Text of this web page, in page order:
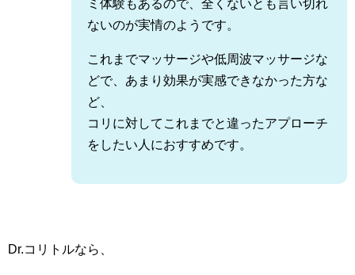
ミ体験もあるので、全くないとも言い切れ
ないのが実情のようです。
これまでマッサージや低周波マッサージな
どで、あまり効果が実感できなかった方な
ど、
コリに対してこれまでと違ったアプローチ
をしたい人におすすめです。
Dr.コリトルなら、